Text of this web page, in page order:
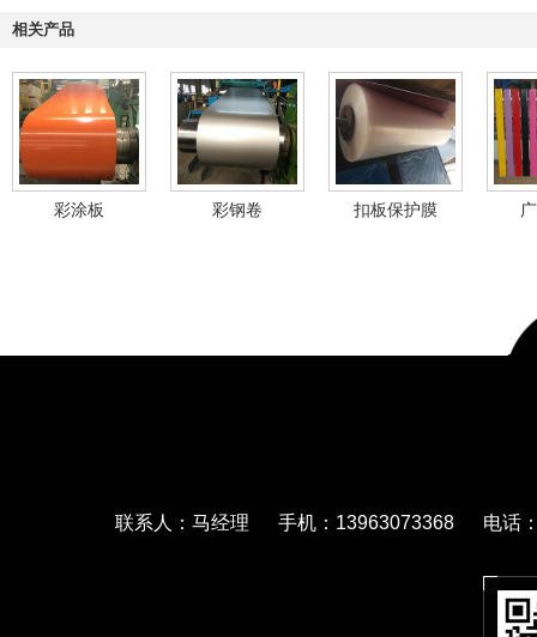
相关产品
彩涂板 彩钢卷 扣板保护膜
联系人：马经理 手机：13963073368 电话